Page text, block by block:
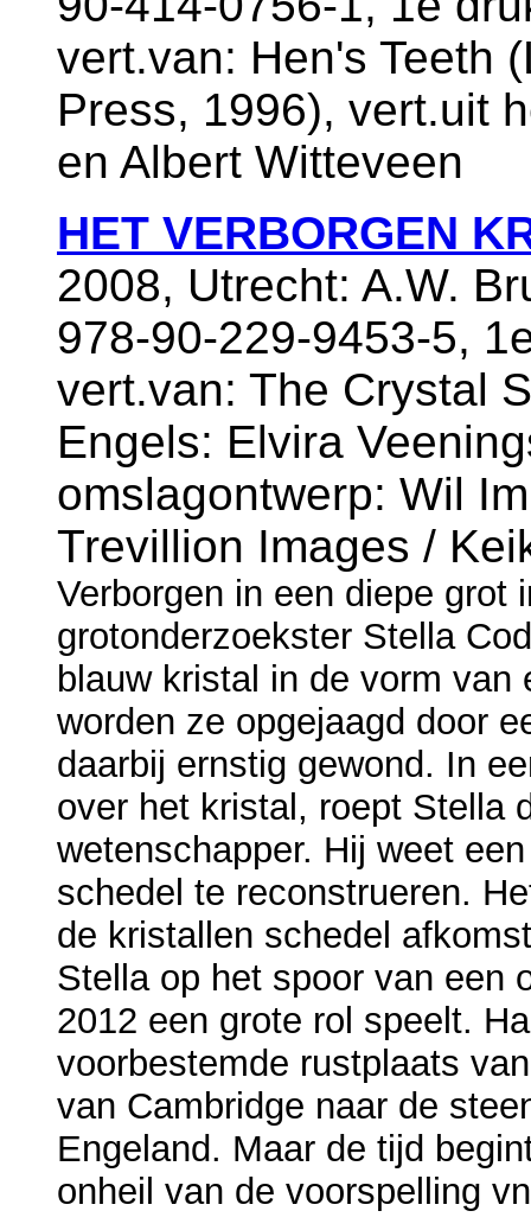
vert.van: Hen's Teeth
Press, 1996), vert.uit
en Albert Witteveen
HET VERBORGEN
2008, Utrecht: A.W.
978-90-229-9453-5,
vert.van: The Crystal
Engels: Elvira
omslagontwerp: Wil
Trevillion Images /
Verborgen in een diepe grot
grotonderzoekster Stella
blauw kristal in de vorm
worden ze opgejaagd door
daarbij ernstig gewond. In
over het kristal, roept Stella
wetenschapper. Hij weet
schedel te reconstrueren.
de kristallen schedel
Stella op het spoor van een
2012 een grote rol speelt.
voorbestemde rustplaats
van Cambridge naar de
Engeland. Maar de tijd
onheil van de voorspelling